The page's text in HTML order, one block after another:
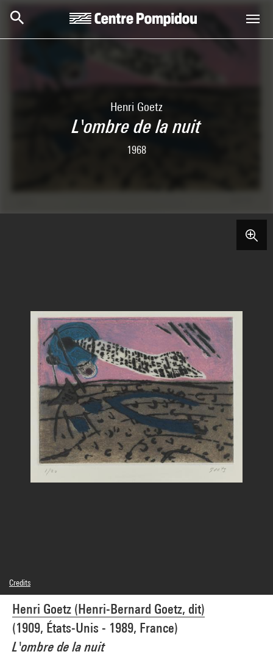
Skip to main content
Centre Pompidou
Henri Goetz
L'ombre de la nuit
1968
Henri Goetz (Henri-Bernard Goetz, dit)
(1909, États-Unis - 1989, France)
L'ombre de la nuit
Credits
© Adagp, Paris
Photo credits : Centre Pompidou, MNAM-CCI/Georges Meguerditchian/Dist.
GrandPalaisRmn
Image reference : 4N72021